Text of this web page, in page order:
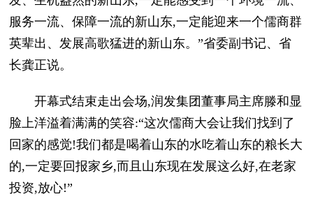
服务一流、保障一流的新山东,一定能迎来一个儒商群
英辈出、发展高歌猛进的新山东。”省委副书记、省
长龚正说。
开幕式结束走出会场,润发集团董事局主席滕和显
脸上洋溢着满满的笑容:“这次儒商大会让我们找到了
回家的感觉!我们都是喝着山东的水吃着山东的粮长大
的,一定要回报家乡,而且山东现在发展这么好,在老家
投资,放心!”